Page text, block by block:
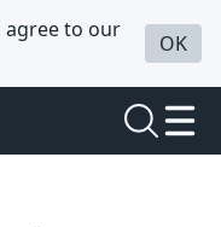
agree to our
OK